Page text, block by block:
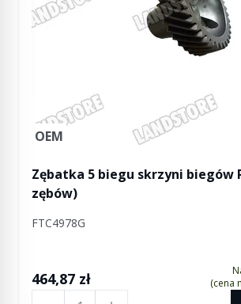
OEM
Zębatka 5 biegu skrzyni biegów
zębów)
FTC4978G
464,87 zł
(cena